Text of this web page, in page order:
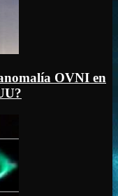
OVNI en